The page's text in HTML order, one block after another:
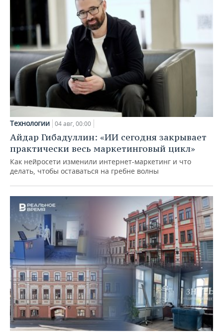
Технологии 04 авг, 00:00
Айдар Гибадуллин: «ИИ сегодня закрывает
практически весь маркетинговый цикл»
Как нейросети изменили интернет-маркетинг и что
делать, чтобы оставаться на гребне волны